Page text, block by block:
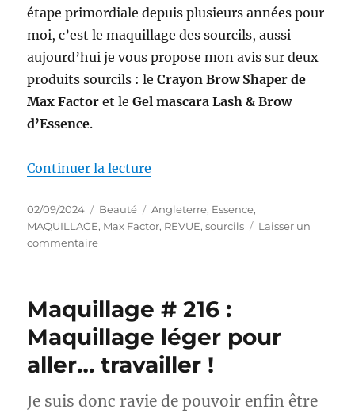
étape primordiale depuis plusieurs années pour
moi, c’est le maquillage des sourcils, aussi
aujourd’hui je vous propose mon avis sur deux
produits sourcils : leCrayon Brow Shaper de
Max Factor et leGel mascara Lash & Brow
d’Essence.
Continuer la lecture
Publié
le
02/09/2024 Catégories
Beauté Étiquettes
Angleterre, Essence,
MAQUILLAGE, Max Factor, REVUE,sourcils
Laisser un
commentairesur
Battle
de
produits
sourcils
Maquillage # 216 :
Maquillage léger pour
aller… travailler !
Je suis donc ravie de pouvoir enfin être